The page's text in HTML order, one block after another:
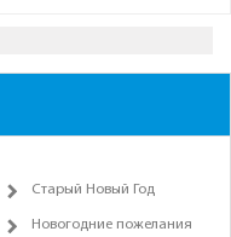
Старый Новый Год
Новогодние пожелания